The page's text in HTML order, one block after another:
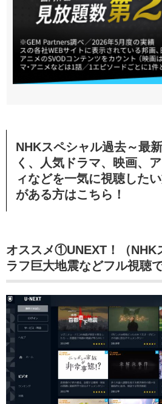
NHKスペシャル過去～最
く、人気ドラマ、映画、
ィなどを一気に視聴した
がある方はこちら！
オススメ①UNEXT！（NHK
ラフ巨大地震などフル視聴